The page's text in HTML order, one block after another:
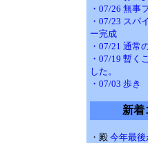
・07/26 無事
・07/23 ス
ー完成
・07/21 通常
・07/19 暫く
した。
・07/03 歩き
新着
・殿 今年最後